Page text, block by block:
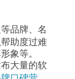
品牌、名
助度过难
象等。
大量的软